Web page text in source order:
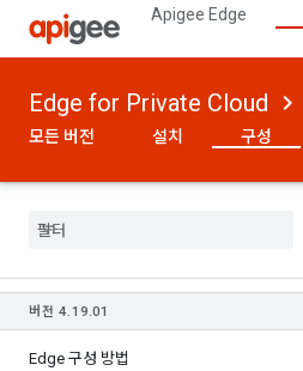
Apigee Edge
Edge for Private Cloud
모든 버전 설치 구성
버전 4.19.01
Edge 구성 방법